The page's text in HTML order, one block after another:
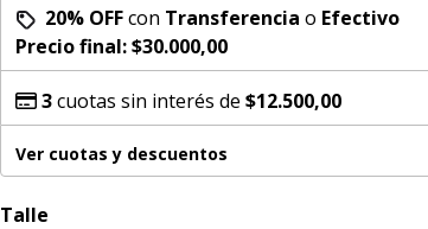
20% OFFcon Transferencia o Efectivo
Precio final:$30.000,00
3cuotas sin interés de $12.500,00
Ver cuotas y descuentos
Talle